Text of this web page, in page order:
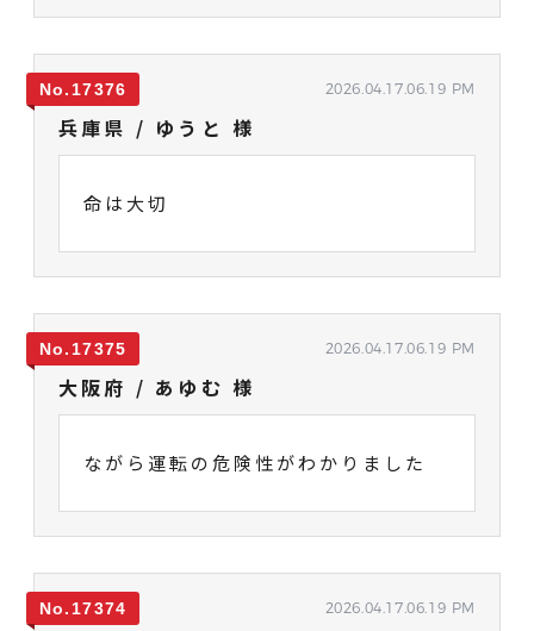
2026.04.17.06.19 PM
17376
兵庫県 / ゆうと 様
命は大切
2026.04.17.06.19 PM
17375
大阪府 / あゆむ 様
ながら運転の危険性がわかりました
2026.04.17.06.19 PM
17374